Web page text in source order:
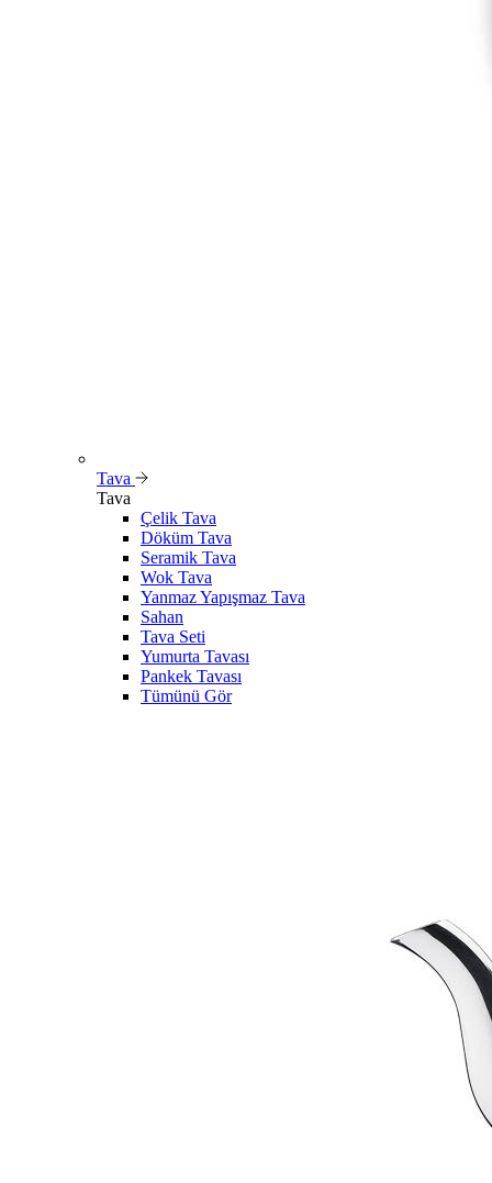
Tava
Tava
Çelik Tava
Döküm Tava
Seramik Tava
Wok Tava
Yanmaz Yapışmaz Tava
Sahan
Tava Seti
Yumurta Tavası
Pankek Tavası
Tümünü Gör